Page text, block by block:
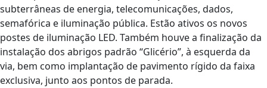
subterrâneas de energia, telecomunicações, dados,
semafórica e iluminação pública. Estão ativos os novos
postes de iluminação LED. Também houve a finalização da
instalação dos abrigos padrão “Glicério”, à esquerda da
via, bem como implantação de pavimento rígido da faixa
exclusiva, junto aos pontos de parada.